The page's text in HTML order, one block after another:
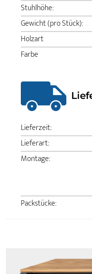
Stuhlhöhe:
Gewicht (pro Stück):
Holzart
Farbe
Lieferzeit:
Lieferart:
Montage:
Packstücke: